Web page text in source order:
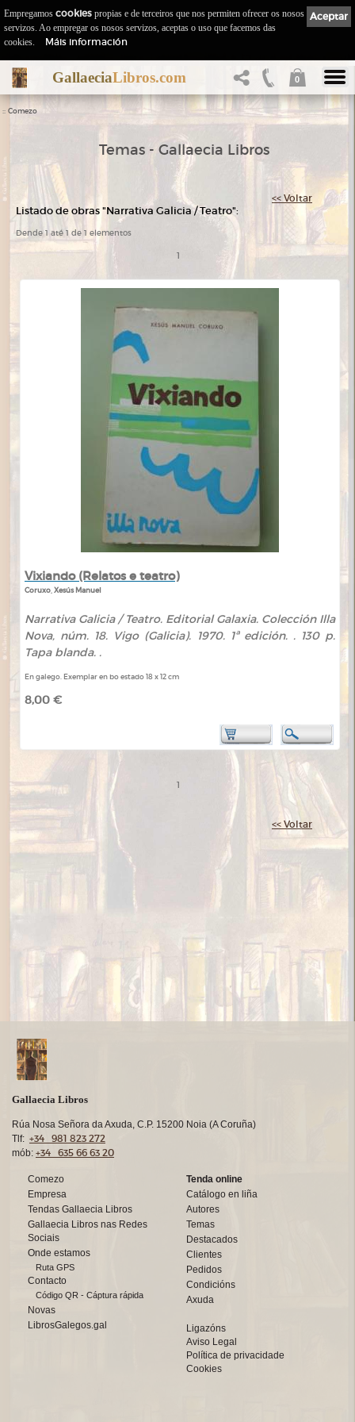
GallaeciaLibros.com 0
:: Comezo
Temas - Gallaecia Libros
<< Voltar
Listado de obras "Narrativa Galicia / Teatro":
Dende 1 até 1 de 1 elementos
1
Vixiando (Relatos e teatro)
Coruxo, Xesús Manuel
Narrativa Galicia / Teatro. Editorial Galaxia. Colección Illa
Nova, núm. 18. Vigo (Galicia). 1970. 1ª edición. . 130 p.
Tapa blanda. .
En galego. Exemplar en bo estado 18 x 12 cm
8,00 €
1
<< Voltar
Gallaecia Libros
Rúa Nosa Señora da Axuda, C.P. 15200 Noia (A Coruña)
Tlf: +34 981 823 272
mób: +34 635 66 63 20
Comezo
Empresa
Tendas Gallaecia Libros
Gallaecia Libros nas Redes
Sociais
Onde estamos
Ruta GPS
Contacto
Código QR - Cáptura rápida
Novas
LibrosGalegos.gal
Tenda online
Catálogo en liña
Autores
Temas
Destacados
Clientes
Pedidos
Condicións
Axuda
Ligazóns
Aviso Legal
Política de privacidade
Cookies
Aceptar
Empregamos cookies propias e de terceiros que nos permiten ofrecer os nosos
servizos. Ao empregar os nosos servizos, aceptas o uso que facemos das
cookies.
Máis información